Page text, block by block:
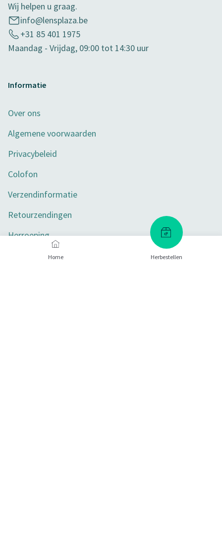
Home Herbestellen
Wij helpen u graag.
info@lensplaza.be
+31 85 401 1975
Maandag - Vrijdag, 09:00 tot 14:30 uur
Informatie
Over ons
Algemene voorwaarden
Privacybeleid
Colofon
Verzendinformatie
Retourzendingen
Herroeping
Toegankelijkheid